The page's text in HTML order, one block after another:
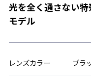
光を全く通さない特
モデル
レンズカラー ブラ